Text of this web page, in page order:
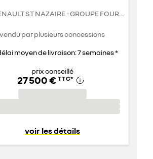
ST NAZAIRE - GROUPE FOURRAGE
vendu par plusieurs concessions
moyen de livraison: 7 semaines *
prix conseillé
27 500 € TTC*
voir les détails